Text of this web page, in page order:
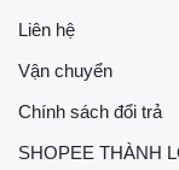
Liên hệ
Vận chuyển
Chính sách đổi trả
SHOPEE THÀNH